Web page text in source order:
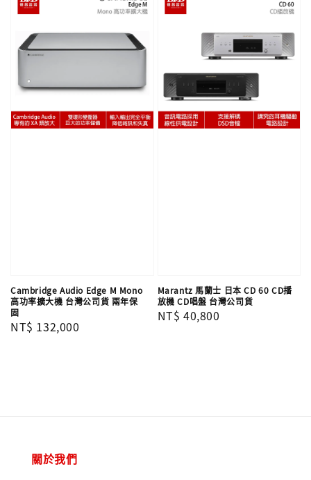
Cambridge Audio Edge M Mono
高功率擴大機 台灣公司貨 兩年保
固
Regular
NT$ 132,000
Marantz 馬蘭士 日本 CD 60 CD播
放機 CD唱盤 台灣公司貨
Regular
NT$ 40,800
關於我們